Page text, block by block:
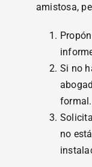
amistosa,
Si no
formal.
no